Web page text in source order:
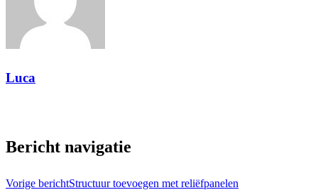
Luca
Bericht navigatie
Vorige berichtStructuur toevoegen met reliëfpanelen